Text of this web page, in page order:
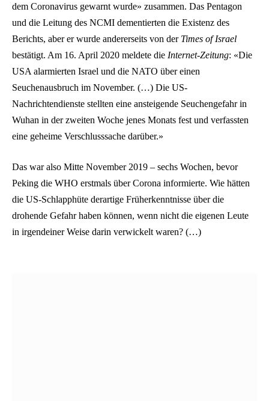
dem Coronavirus gewarnt wurde» zusammen. Das Pentagon
und die Leitung des NCMI dementierten die Existenz des
Berichts, aber er wurde andererseits von der Times of Israel
bestätigt. Am 16. April 2020 meldete die Internet-Zeitung: «Die
USA alarmierten Israel und die NATO über einen
Seuchenausbruch im November. (…) Die US-
Nachrichtendienste stellten eine ansteigende Seuchengefahr in
Wuhan in der zweiten Woche jenes Monats fest und verfassten
eine geheime Verschlusssache darüber.»
Das war also Mitte November 2019 – sechs Wochen, bevor
Peking die WHO erstmals über Corona informierte. Wie hätten
die US-Schlapphüte derartige Früherkenntnisse über die
drohende Gefahr haben können, wenn nicht die eigenen Leute
in irgendeiner Weise darin verwickelt waren? (…)